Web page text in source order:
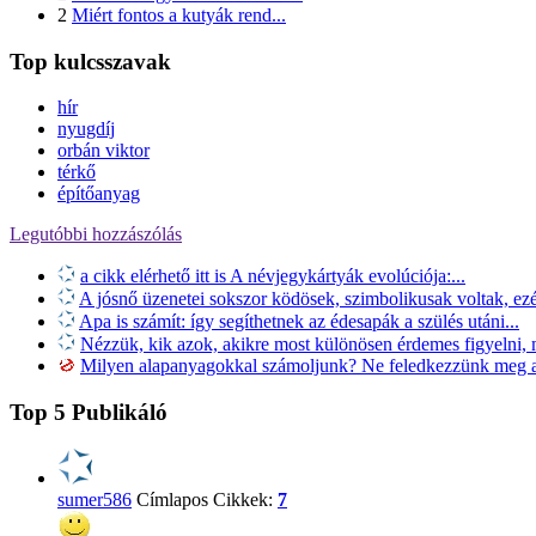
2 Miért fontos a kutyák rend...
Top kulcsszavak
hír
nyugdíj
orbán viktor
térkő
építőanyag
Legutóbbi hozzászólás
a cikk elérhető itt is A névjegykártyák evolúciója:...
A jósnő üzenetei sokszor ködösek, szimbolikusak voltak,
Apa is számít: így segíthetnek az édesapák a szülés utáni...
Nézzük, kik azok, akikre most különösen érdemes figyelni,
Milyen alapanyagokkal számoljunk? Ne feledkezzünk meg
Top 5 Publikáló
sumer586 Címlapos Cikkek: 7